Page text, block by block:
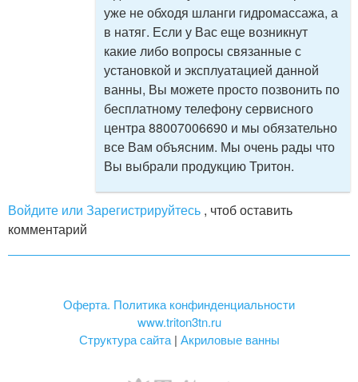
уже не обходя шланги гидромассажа, а
в натяг. Если у Вас еще возникнут
какие либо вопросы связанные с
установкой и эксплуатацией данной
ванны, Вы можете просто позвонить по
бесплатному телефону сервисного
центра 88007006690 и мы обязательно
все Вам объясним. Мы очень рады что
Вы выбрали продукцию Тритон.
Войдите или Зарегистрируйтесь , чтоб оставить
комментарий
Оферта. Политика конфинденциальности
www.triton3tn.ru
Структура сайта| Акриловые ванны